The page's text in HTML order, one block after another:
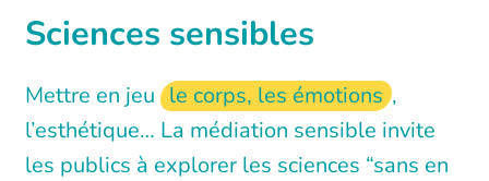
Sciences sensibles
Mettre en jeu le corps, les émotions ,
l’esthétique… La médiation sensible invite
les publics à explorer les sciences “sans en